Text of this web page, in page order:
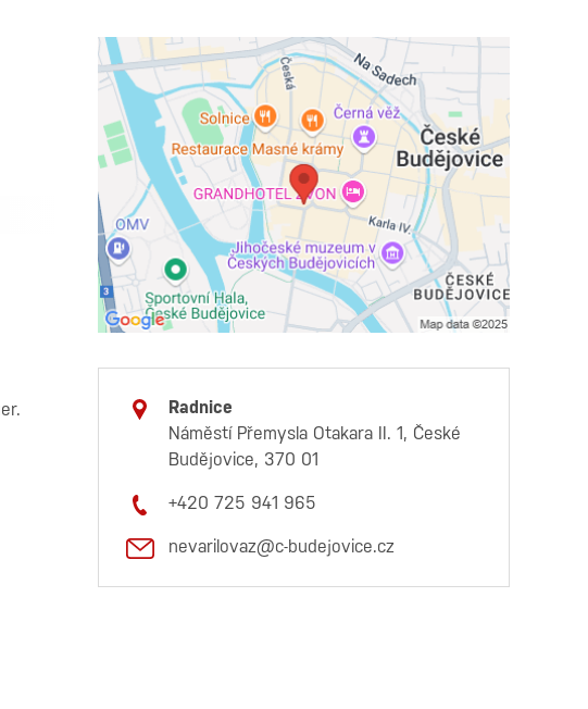
Radnice
Náměstí Přemysla Otakara II. 1, České
Budějovice, 370 01
+420 725 941 965
nevarilovaz@c-budejovice.cz